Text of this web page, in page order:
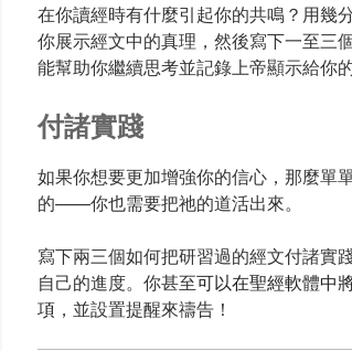
在你讀經時有什麼引起你的共鳴？用幾
你展示經文中的真理，然後寫下一至三
能幫助你繼續思考並記錄上帝顯示給你的
付諸實踐
如果你想要更加增強你的信心，那麼單
的——你也需要把祂的道活出來。
寫下兩三個如何把研習過的經文付諸實
自己的進度。你甚至可以在聖經軟體中
項 ，並設置提醒來禱告！